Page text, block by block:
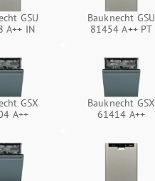
GSU
A++ IN
Bauknecht GSU
81454 A++ PT
GSX
A++
Bauknecht GSX
61414 A++